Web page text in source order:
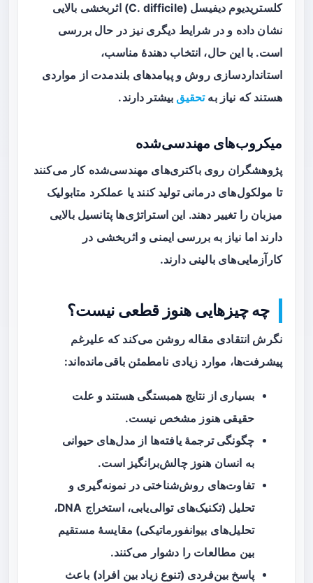
کلستریدیوم دیفیسل (C. difficile) اثربخشی بالایی
نشان داده و در شرایط دیگری نیز در حال بررسی
است. با این حال، انتخاب دهندهٔ مناسب،
استانداردسازی روش و پیامدهای بلندمدت از مواردی
هستند که نیاز بهتحقیق بیشتر دارند.
میکروب‌های مهندسی‌شده
پژوهشگران روی باکتری‌های مهندسی‌شده کار می‌کنند
تا مولکول‌های درمانی تولید کنند یا عملکرد متابولیک
میزبان را تغییر دهند. این استراتژی‌ها پتانسیل بالایی
دارند اما نیاز به بررسی ایمنی و اثربخشی در
کارآزمایی‌های بالینی دارند.
چه چیزهایی هنوز قطعی نیست؟
نگرش انتقادی مقاله روشن می‌کند که علیرغم
پیشرفت‌ها، موارد زیادی نامطمئن باقی‌مانده‌اند:
بسیاری از نتایج همبستگی هستند و علت
حقیقی هنوز مشخص نیست.
چگونگی ترجمهٔ یافته‌ها از مدل‌های حیوانی
به انسان هنوز چالش‌برانگیز است.
تفاوت‌های روش‌شناختی در نمونه‌گیری و
تحلیل (تکنیک‌های توالی‌یابی، استخراج DNA،
تحلیل‌های بیوانفورماتیکی) مقایسهٔ مستقیم
بین مطالعات را دشوار می‌کنند.
پاسخ بین‌فردی (تنوع زیاد بین افراد) باعث